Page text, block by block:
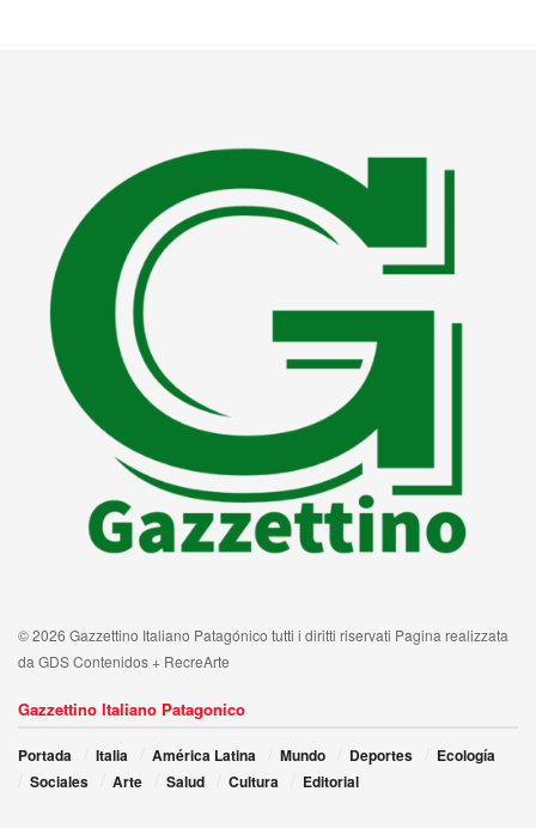
© 2026 Gazzettino Italiano Patagónico tutti i diritti riservati Pagina realizzata
da GDS Contenidos + RecreArte
Gazzettino Italiano Patagonico
Portada Italia América Latina Mundo Deportes
Ecología
Sociales
Arte Salud Cultura Editorial